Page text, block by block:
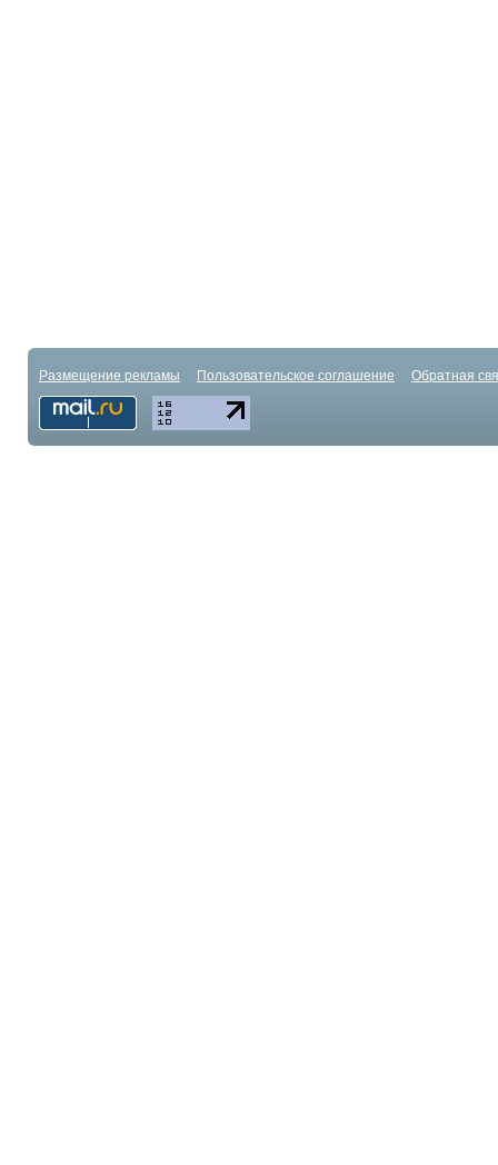
Размещение рекламы Пользовательское соглашение Обратная